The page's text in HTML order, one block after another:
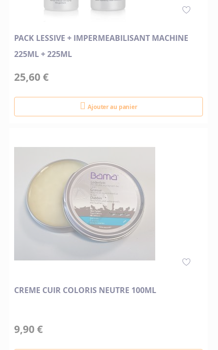
PACK LESSIVE + IMPERMEABILISANT MACHINE
225ML + 225ML
25,60 €
Ajouter au panier
CREME CUIR COLORIS NEUTRE 100ML
9,90 €